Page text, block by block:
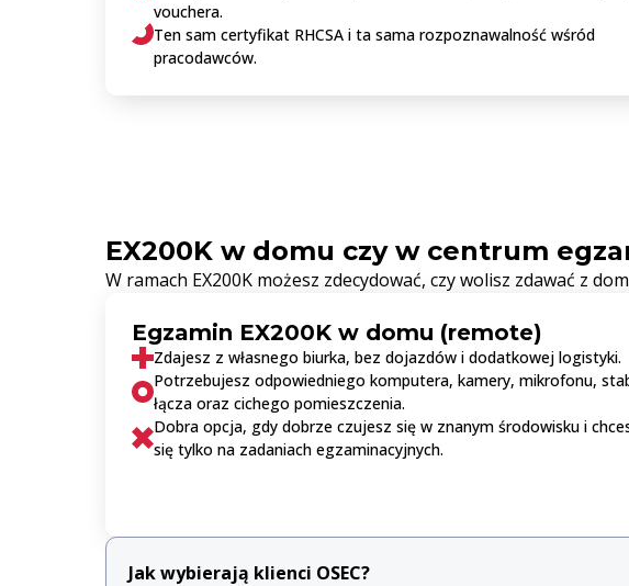
vouchera.
Ten sam certyfikat RHCSA i ta sama rozpoznawalność wśród
pracodawców.
EX200K w domu czy w centrum
W ramach EX200K możesz zdecydować, czy wolisz zdawać z
Egzamin EX200K w domu (remote)
Zdajesz z własnego biurka, bez dojazdów i dodatkowej logistyki.
Potrzebujesz odpowiedniego komputera, kamery, mikrofonu,
łącza oraz cichego pomieszczenia.
Dobra opcja, gdy dobrze czujesz się w znanym środowisku i
się tylko na zadaniach egzaminacyjnych.
Jak wybierają klienci OSEC?